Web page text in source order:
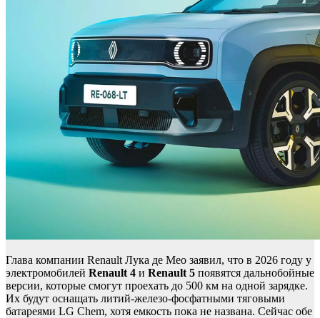
Глава компании Renault Лука де Мео заявил, что в 2026 году у
электромобилей Renault 4 и Renault 5 появятся дальнобойные
версии, которые смогут проехать до 500 км на одной зарядке.
Их будут оснащать литий-железо-фосфатными тяговыми
батареями LG Chem, хотя емкость пока не названа. Сейчас обе